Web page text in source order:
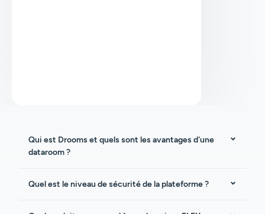
Qui est Drooms et quels sont les avantages d'une
dataroom ?
Quel est le niveau de sécurité de la plateforme ?